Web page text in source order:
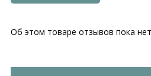
Об этом товаре отзывов пока